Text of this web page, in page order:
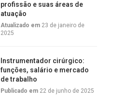
profissão e suas áreas de
atuação
Atualizado em 23 de janeiro de
2025
Instrumentador cirúrgico:
funções, salário e mercado
de trabalho
Publicado em 22 de junho de 2025